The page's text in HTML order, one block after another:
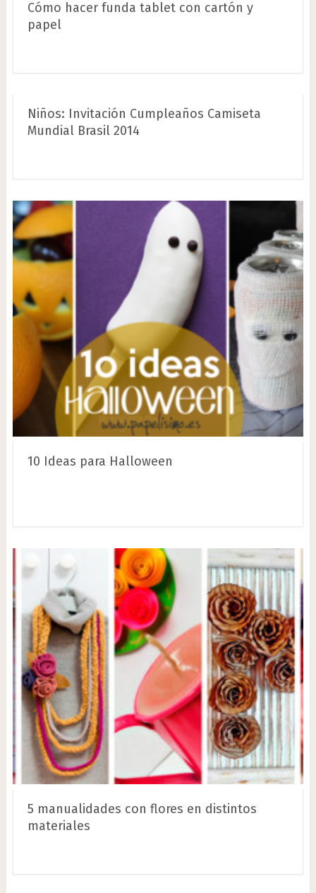
Cómo hacer funda tablet con cartón y
papel
Niños: Invitación Cumpleaños Camiseta
Mundial Brasil 2014
10 Ideas para Halloween
5 manualidades con flores en distintos
materiales